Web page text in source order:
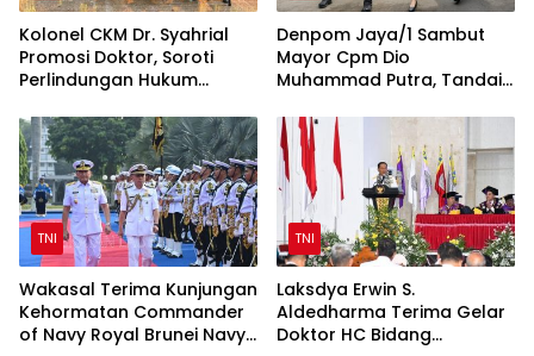
Kolonel CKM Dr. Syahrial
Promosi Doktor, Soroti
Perlindungan Hukum
Disabilitas
Denpom Jaya/1 Sambut
Mayor Cpm Dio
Muhammad Putra, Tandai
TNI
Wakasal Terima Kunjungan
Kehormatan Commander
of Navy Royal Brunei Navy
TNI
Laksdya Erwin S.
Aldedharma Terima Gelar
Doktor HC Bidang